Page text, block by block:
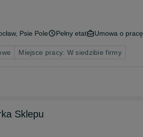
, Psie Pole Pełny etat Umowa o pracę
Miejsce pracy: W siedzibie firmy
Sklepu